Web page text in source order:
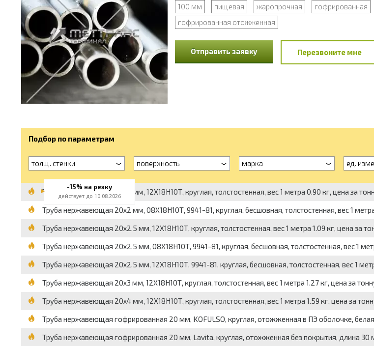
100 мм
пищевая жаропрочная гофрированная
гофрированная отожженная
Отправить заявку Перезвоните мне
Подбор по параметрам
толщ. стенки поверхность марка ед.
Труба нержавеющая 20x2 мм, 12Х18Н10Т, круглая, толстостенная, вес 1 метра 0.90 кг, цена за
Труба нержавеющая 20x2 мм, 08Х18Н10Т, 9941-81, круглая, бесшовная, толстостенная, вес 1
Труба нержавеющая 20x2.5 мм, 12Х18Н10Т, круглая, толстостенная, вес 1 метра 1.09 кг, цена за
Труба нержавеющая 20x2.5 мм, 08Х18Н10Т, 9941-81, круглая, бесшовная, толстостенная, вес 1
Труба нержавеющая 20x2.5 мм, 12Х18Н10Т, 9941-81, круглая, бесшовная, толстостенная, вес 1
Труба нержавеющая 20x3 мм, 12Х18Н10Т, круглая, толстостенная, вес 1 метра 1.27 кг, цена за
Труба нержавеющая 20x4 мм, 12Х18Н10Т, круглая, толстостенная, вес 1 метра 1.59 кг, цена за
Труба нержавеющая гофрированная 20 мм, KOFULSO, круглая, отожженная в ПЭ оболочке,
Труба нержавеющая гофрированная 20 мм, Lavita, круглая, отожженная без покрытия, длина 30
-15% на резку
действует до 10.08.2026